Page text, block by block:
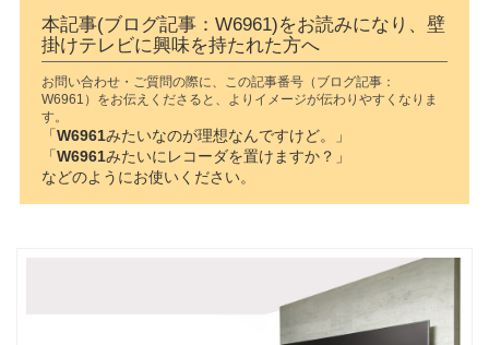
本記事(ブログ記事：W6961)をお読みになり、壁
掛けテレビに興味を持たれた方へ
お問い合わせ・ご質問の際に、この記事番号（ブログ記事：
W6961）をお伝えくださると、よりイメージが伝わりやすくなりま
す。
「W6961みたいなのが理想なんですけど。」
「W6961みたいにレコーダを置けますか？」
などのようにお使いください。